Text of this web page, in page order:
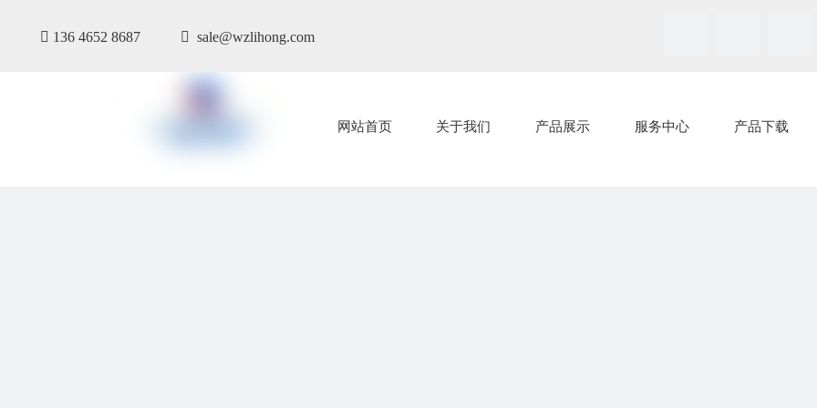
 136 4652 8687  sale@wzlihong.com
网站首页 关于我们 产品展示 服务中心 产品下载